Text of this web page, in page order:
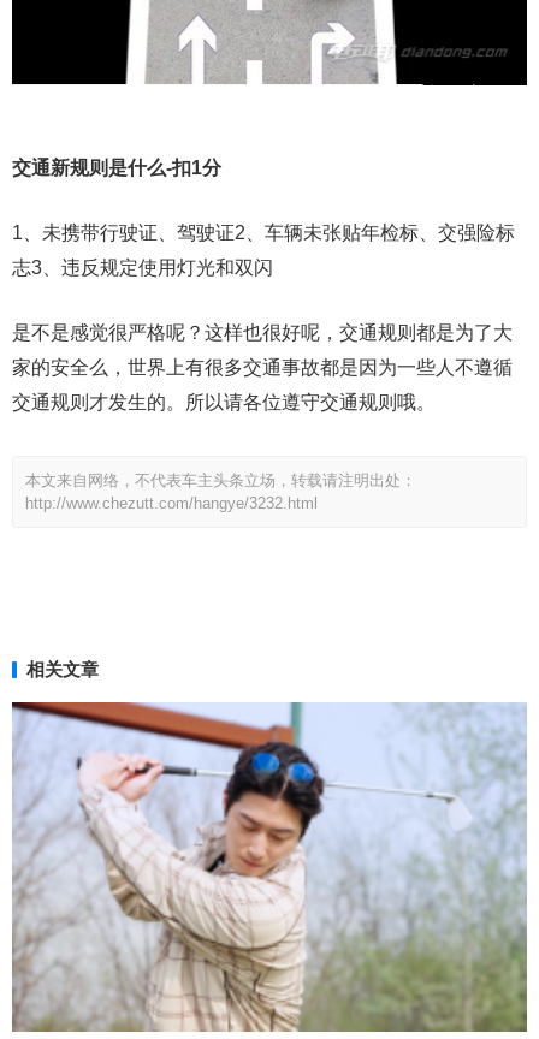
交通新规则是什么-扣1分
1、未携带行驶证、驾驶证2、车辆未张贴年检标、交强险标
志3、违反规定使用灯光和双闪
是不是感觉很严格呢？这样也很好呢，交通规则都是为了大
家的安全么，世界上有很多交通事故都是因为一些人不遵循
交通规则才发生的。所以请各位遵守交通规则哦。
本文来自网络，不代表车主头条立场，转载请注明出处：
http://www.chezutt.com/hangye/3232.html
相关文章